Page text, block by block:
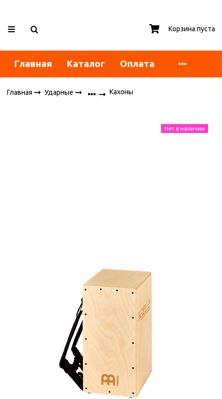
Корзина пуста
Главная Каталог Оплата
Главная Ударные Кахоны
Нет в наличии